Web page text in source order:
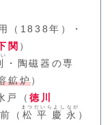
（1838年）・
関 ）
・陶磁器の専
鉱炉）
戸（徳川
（ 松平慶永
まつだいらよしなが
）